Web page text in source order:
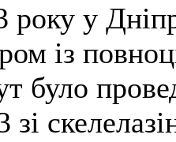
року у
із
було